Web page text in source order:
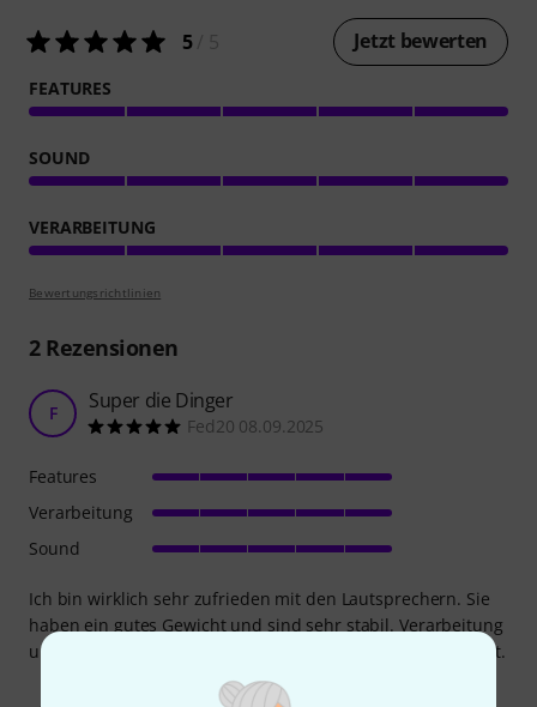
5/ 5 Jetzt bewerten
FEATURES
SOUND
VERARBEITUNG
Bewertungsrichtlinien
2Rezensionen
F Super die Dinger
Fed20 08.09.2025
Ich bin wirklich sehr zufrieden mit den Lautsprechern. Sie
haben ein gutes Gewicht und sind sehr stabil. Verarbeitung
und Klangvist hervorragend, wie man es von Genelec kennt.
Features
Verarbeitung
Sound